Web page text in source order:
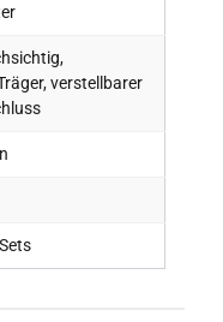
verstellbarer